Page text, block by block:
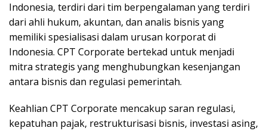
Indonesia, terdiri dari tim berpengalaman yang terdiri
dari ahli hukum, akuntan, dan analis bisnis yang
memiliki spesialisasi dalam urusan korporat di
Indonesia. CPT Corporate bertekad untuk menjadi
mitra strategis yang menghubungkan kesenjangan
antara bisnis dan regulasi pemerintah.
Keahlian CPT Corporate mencakup saran regulasi,
kepatuhan pajak, restrukturisasi bisnis, investasi asing,